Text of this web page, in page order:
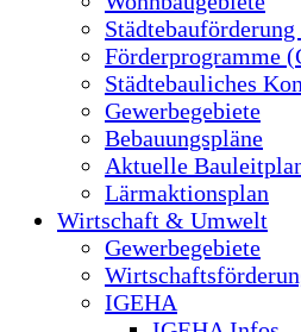
Förderprogramme
Städtebauliches
Gewerbegebiete
Bebauungspläne
Aktuelle
Lärmaktionsplan
Wirtschaft & Umwelt
Gewerbegebiete
IGEHA